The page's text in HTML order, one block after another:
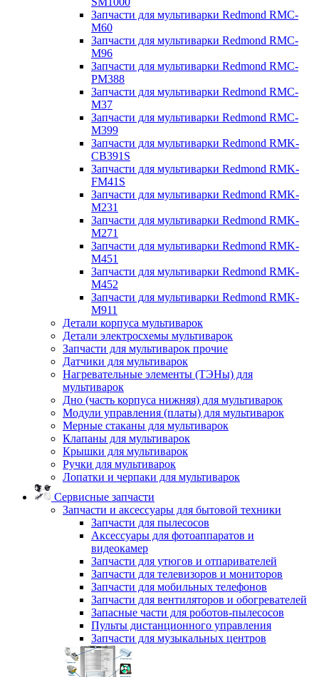
Запчасти для мультиварки Redmond RMC-
M60
Запчасти для мультиварки Redmond RMC-
M96
Запчасти для мультиварки Redmond RMC-
PM388
Запчасти для мультиварки Redmond RMC-
M37
Запчасти для мультиварки Redmond RMC-
M399
Запчасти для мультиварки Redmond RMK-
CB391S
Запчасти для мультиварки Redmond RMK-
FM41S
Запчасти для мультиварки Redmond RMK-
M231
Запчасти для мультиварки Redmond RMK-
M271
Запчасти для мультиварки Redmond RMK-
M451
Запчасти для мультиварки Redmond RMK-
M452
Запчасти для мультиварки Redmond RMK-
M911
Детали корпуса мультиварок
Детали электросхемы мультиварок
Запчасти для мультиварок прочие
Датчики для мультиварок
Нагревательные элементы (ТЭНы) для
мультиварок
Дно (часть корпуса нижняя) для мультиварок
Модули управления (платы) для мультиварок
Мерные стаканы для мультиварок
Клапаны для мультиварок
Крышки для мультиварок
Ручки для мультиварок
Лопатки и черпаки для мультиварок
Сервисные запчасти
Запчасти и аксессуары для бытовой техники
Запчасти для пылесосов
Аксессуары для фотоаппаратов и
видеокамер
Запчасти для утюгов и отпаривателей
Запчасти для телевизоров и мониторов
Запчасти для мобильных телефонов
Запчасти для вентиляторов и обогревателей
Запасные части для роботов-пылесосов
Пульты дистанционного управления
Запчасти для музыкальных центров